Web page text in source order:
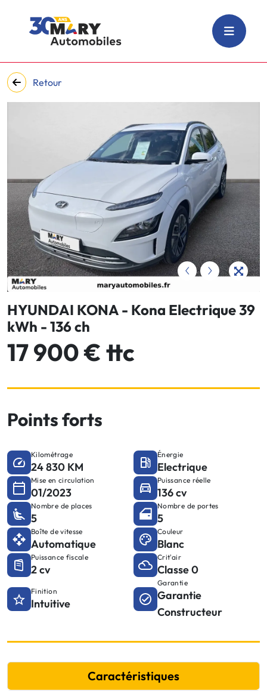
Retour
‹ ›
HYUNDAI KONA - Kona Electrique 39
kWh - 136 ch
17 900 € ttc
Points forts
Kilométrage
24 830 KM
Énergie
Electrique
Mise en circulation
01/2023
Puissance réelle
136 cv
Nombre de places
5
Nombre de portes
5
Boîte de vitesse
Automatique
Couleur
Blanc
Puissance fiscale
2 cv
Crit'air
Classe 0
Finition
Intuitive
Garantie
Garantie
Constructeur
Caractéristiques